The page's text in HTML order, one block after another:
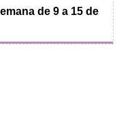
de 9 a 15 de